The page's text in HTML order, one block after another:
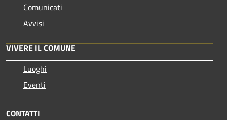
Comunicati
Avvisi
VIVERE IL COMUNE
Luoghi
Eventi
CONTATTI